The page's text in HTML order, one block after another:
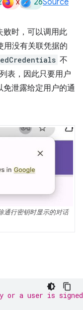
Source
败时，可以调用此
用没有关联凭据的
不
表，因此只要用户
泄露给定用户的通
通行密钥时显示的对话
or a user is